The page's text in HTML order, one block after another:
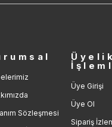
Sözleşmesi
Üyelik
Üye Girişi
Üye Ol
Sipariş